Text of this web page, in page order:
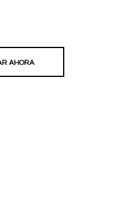
AHORA